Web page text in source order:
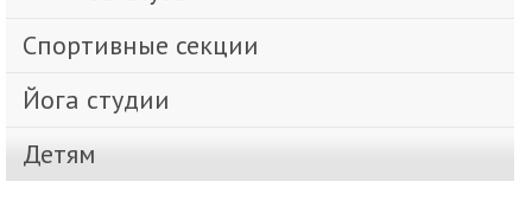
Спортивные секции
Йога студии
Детям